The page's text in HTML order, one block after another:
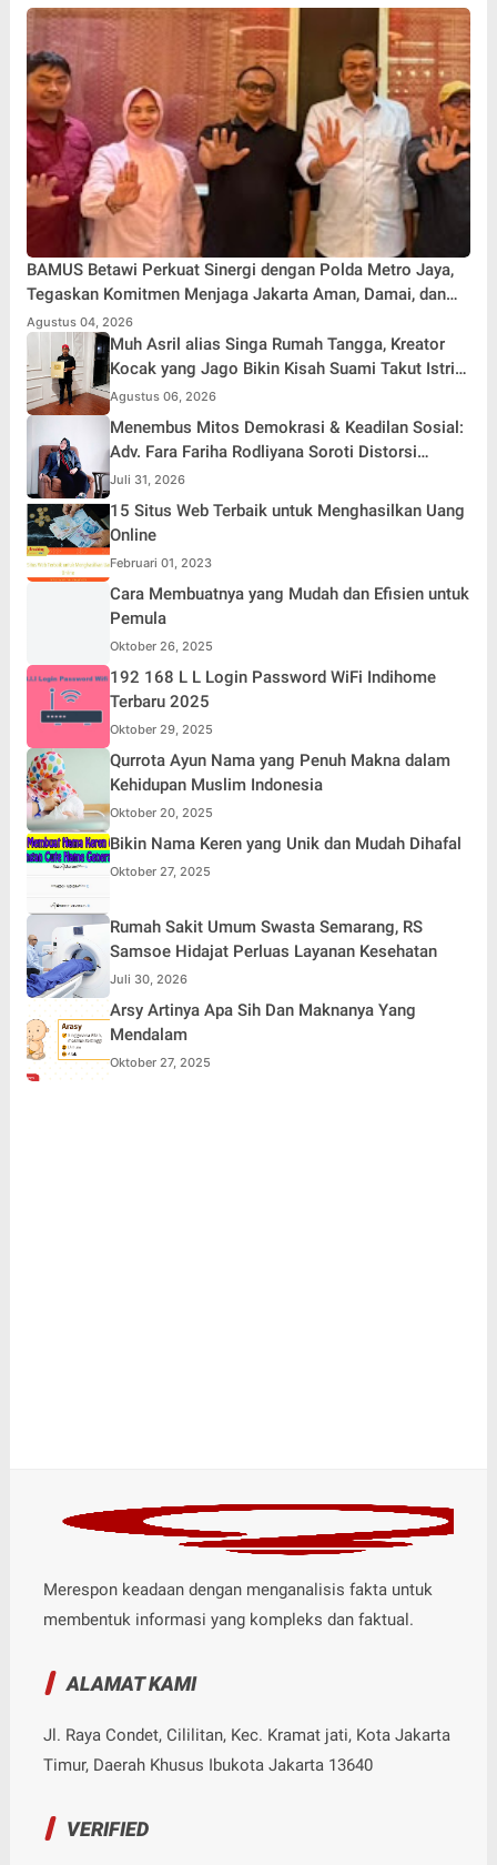
BAMUS Betawi Perkuat Sinergi dengan Polda Metro Jaya,
Tegaskan Komitmen Menjaga Jakarta Aman, Damai, dan
Kondusif Jelang HUT ke-81 Republik Indonesia
Agustus 04, 2026
Muh Asril alias Singa Rumah Tangga, Kreator
Kocak yang Jago Bikin Kisah Suami Takut Istri
Jadi Hiburan
Agustus 06, 2026
Menembus Mitos Demokrasi & Keadilan Sosial:
Adv. Fara Fariha Rodliyana Soroti Distorsi
Simpati Publik dan Aksi Main Hakim Sendiri
Juli 31, 2026
15 Situs Web Terbaik untuk Menghasilkan Uang
Online
Februari 01, 2023
Cara Membuatnya yang Mudah dan Efisien untuk
Pemula
Oktober 26, 2025
192 168 L L Login Password WiFi Indihome
Terbaru 2025
Oktober 29, 2025
Qurrota Ayun Nama yang Penuh Makna dalam
Kehidupan Muslim Indonesia
Oktober 20, 2025
Bikin Nama Keren yang Unik dan Mudah Dihafal
Oktober 27, 2025
Rumah Sakit Umum Swasta Semarang, RS
Samsoe Hidajat Perluas Layanan Kesehatan
Juli 30, 2026
Arsy Artinya Apa Sih Dan Maknanya Yang
Mendalam
Oktober 27, 2025
Merespon keadaan dengan menganalisis fakta untuk
membentuk informasi yang kompleks dan faktual.
ALAMAT KAMI
Jl. Raya Condet, Cililitan, Kec. Kramat jati, Kota Jakarta
Timur, Daerah Khusus Ibukota Jakarta 13640
VERIFIED